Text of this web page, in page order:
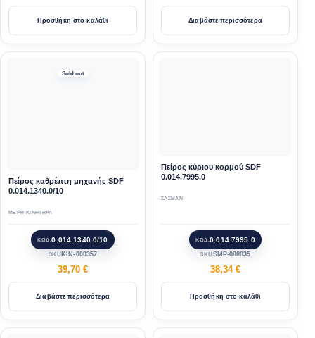
Προσθήκη στο καλάθι Διαβάστε περισσότερα
Sold out
Πείρος καθρέπτη μηχανής SDF
0.014.1340.0/10
ΜΕΡΗ ΚΙΝΗΤΗΡΑ
ΚΩΔ.0.014.1340.0/10
SKU KIN-000357
39,70 €
Διαβάστε περισσότερα
Πείρος κύριου κορμού SDF
0.014.7995.0
ΣΑΣΜΑΝ
ΚΩΔ.0.014.7995.0
SKUSMP-000035
38,34 €
Προσθήκη στο καλάθι